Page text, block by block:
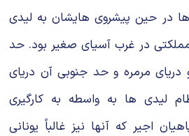
در حین پیشروی هایشان به لیدی
مملکتی در غرب آسیای صغیر بود. حد
دریای مرمره و حد جنوبی آن دریای
لیدی ها به واسطه به کارگیری
اجیر که آنها نیز غالباً یونانی